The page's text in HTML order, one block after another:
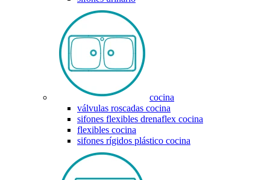
cocina
válvulas roscadas cocina
sifones flexibles drenaflex cocina
flexibles cocina
sifones rígidos plástico cocina